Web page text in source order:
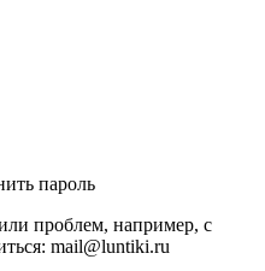
пароль
проблем, например, с
mail@luntiki.ru